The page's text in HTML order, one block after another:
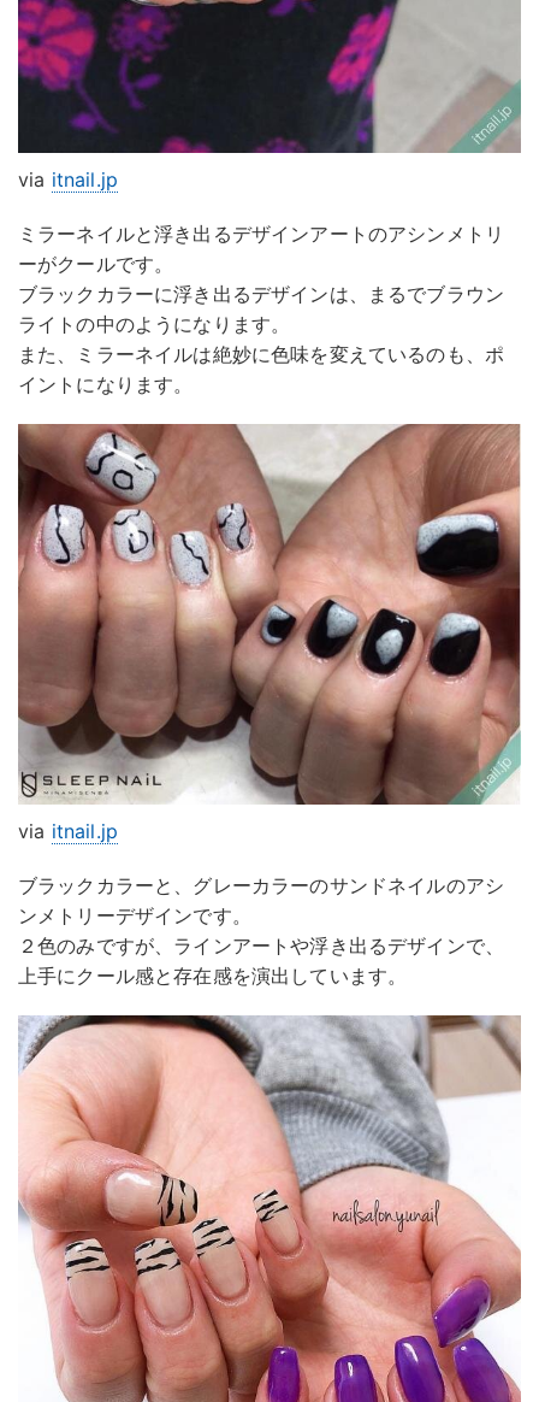
via itnail.jp
ミラーネイルと浮き出るデザインアートのアシンメトリ
ーがクールです。
ブラックカラーに浮き出るデザインは、まるでブラウン
ライトの中のようになります。
また、ミラーネイルは絶妙に色味を変えているのも、ポ
イントになります。
via itnail.jp
ブラックカラーと、グレーカラーのサンドネイルのアシ
ンメトリーデザインです。
２色のみですが、ラインアートや浮き出るデザインで、
上手にクール感と存在感を演出しています。